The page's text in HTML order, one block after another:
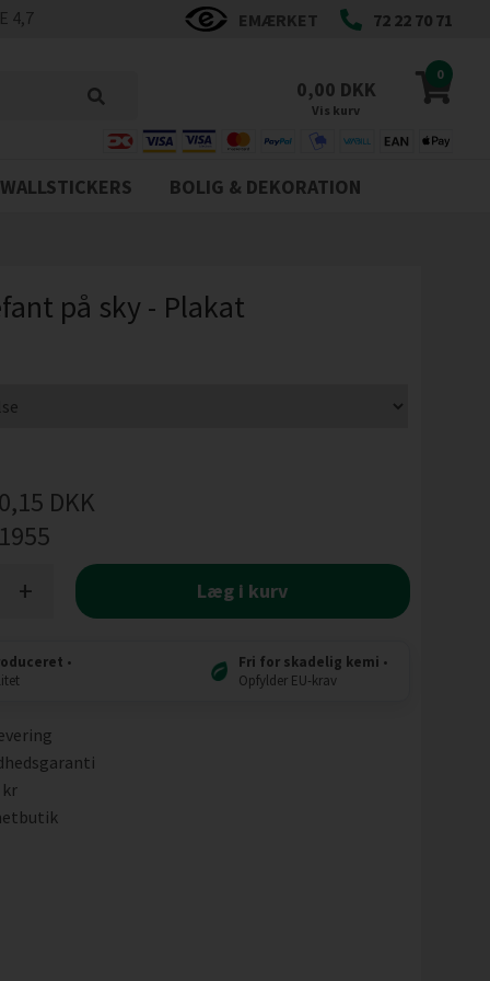
4,7 EMÆRKET 72 22 70 71
0
0,00 DKK
Vis kurv
WALLSTICKERS BOLIG & DEKORATION
på sky - Plakat
DKK
+ Læg i kurv
•
Fri for skadelig kemi •
Opfylder EU-krav